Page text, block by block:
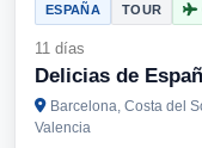
ESPAÑA TOUR
11 días
Delicias de
Barcelona, Costa del
Valencia